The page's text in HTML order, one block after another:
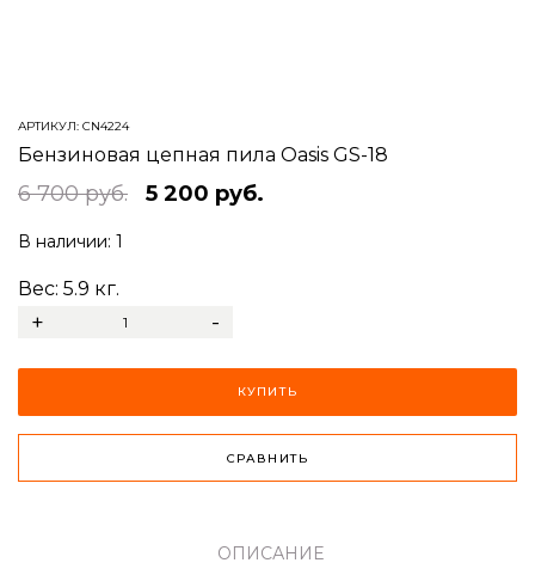
АРТИКУЛ: CN4224
Бензиновая цепная пила Oasis GS-18
6 700 руб. 5 200 руб.
В наличии: 1
Вес: 5.9 кг.
+ -
КУПИТЬ
СРАВНИТЬ
ОПИСАНИЕ